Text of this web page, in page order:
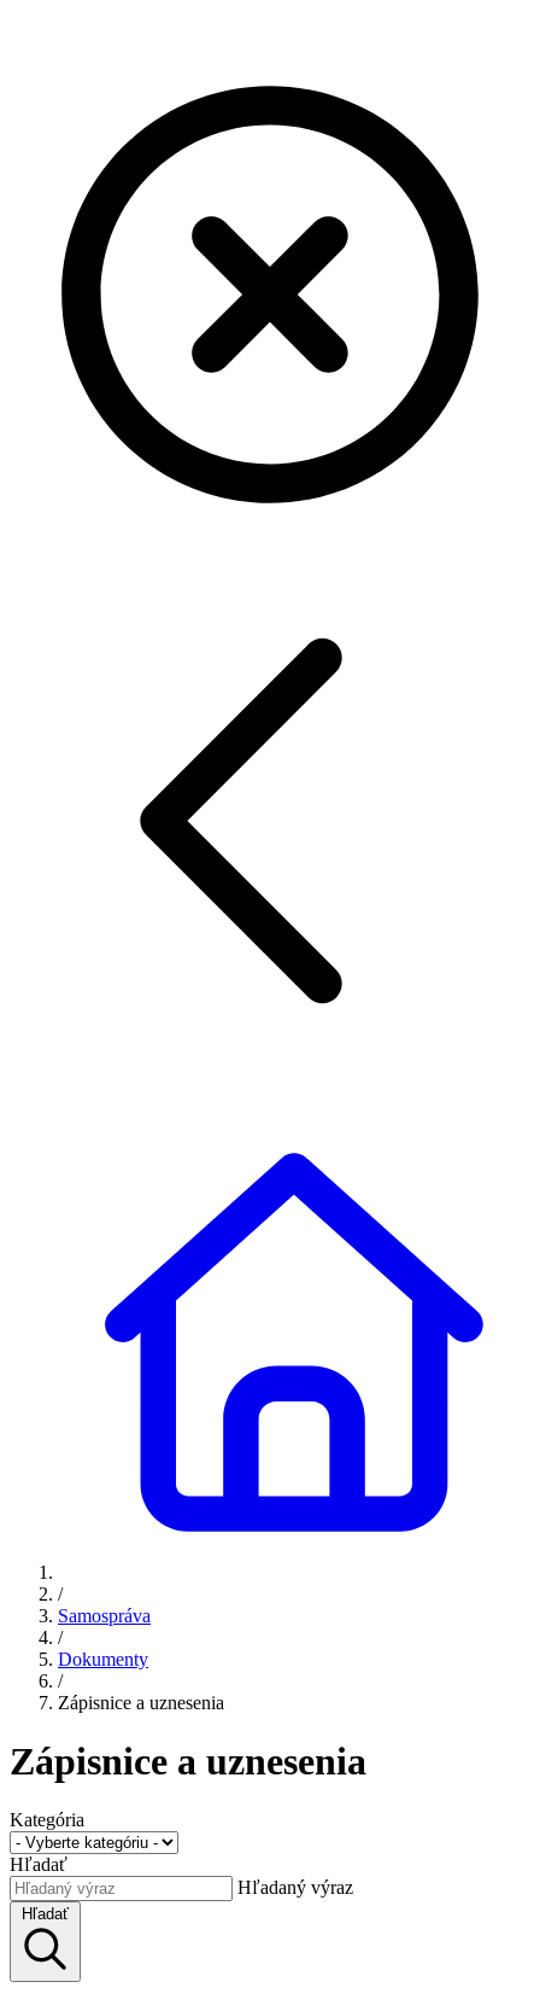
/
Samospráva
/
Dokumenty
/
Zápisnice a uznesenia
Zápisnice a uznesenia
Kategória
Hľadať
Hľadaný výraz
Hľadať